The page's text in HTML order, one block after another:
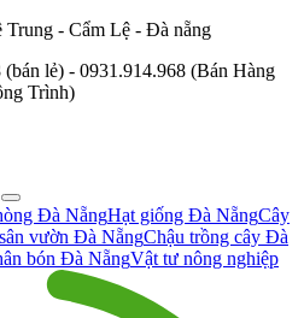
- Cẩm Lệ - Đà nẵng
lẻ) - 0931.914.968 (Bán Hàng
Trình)
Đà NẵngHạt giống Đà NẵngCây
vườn Đà NẵngChậu trồng cây Đà
bón Đà NẵngVật tư nông nghiệp